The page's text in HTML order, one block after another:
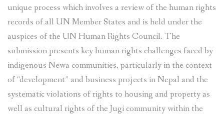
unique process which involves a review of the human rights
records of all UN Member States and is held under the
auspices of the UN Human Rights Council. The
submission presents key human rights challenges faced by
indigenous Newa communities, particularly in the context
of “development” and business projects in Nepal and the
systematic violations of rights to housing and property as
well as cultural rights of the Jugi community within the